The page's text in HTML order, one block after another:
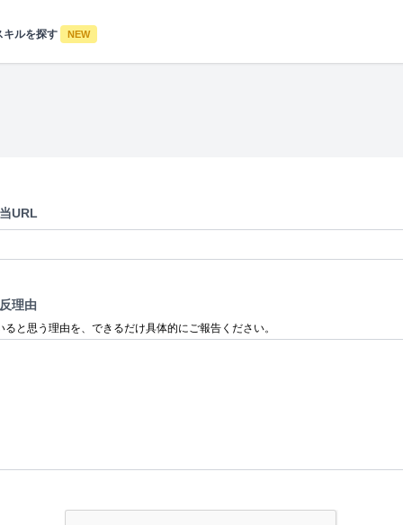
キルを探す NEW
URL
理由
ると思う理由を、できるだけ具体的にご報告ください。